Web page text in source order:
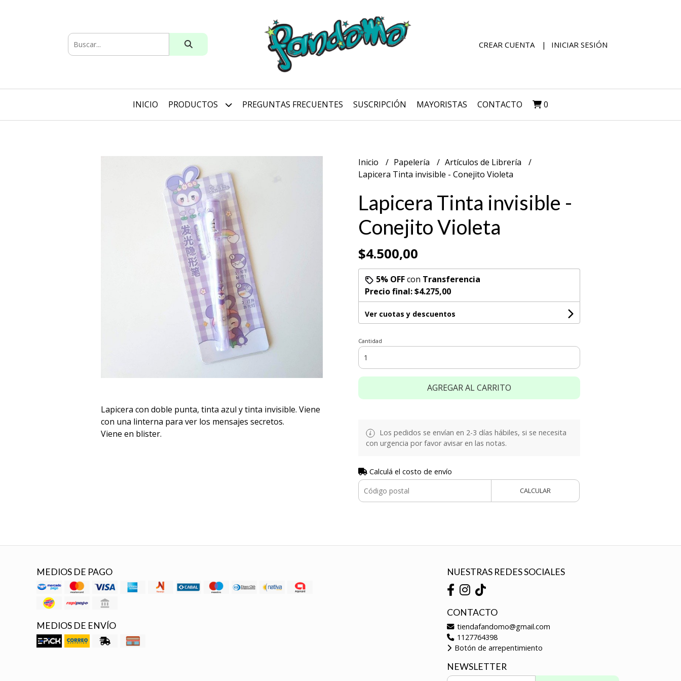
CREAR CUENTA INICIAR SESIÓN
INICIO PRODUCTOS PREGUNTAS FRECUENTES SUSCRIPCIÓN MAYORISTAS CONTACTO 0
Lapicera con doble punta, tinta azul y tinta invisible. Viene
con una linterna para ver los mensajes secretos.
Viene en blister.
Inicio Papelería
Artículos de Librería
Lapicera Tinta invisible - Conejito Violeta
Lapicera Tinta invisible -
Conejito Violeta
$4.500,00
5% OFFcon Transferencia
Precio final:$4.275,00
Ver cuotas y descuentos
Cantidad
AGREGAR AL CARRITO
Los pedidos se envían en 2-3 días hábiles, si se necesita
con urgencia por favor avisar en las notas.
Calculá el costo de envío
CALCULAR
MEDIOS DE PAGO
MEDIOS DE ENVÍO
NUESTRAS REDES SOCIALES
CONTACTO
tiendafandomo@gmail.com
1127764398
Botón de arrepentimiento
NEWSLETTER